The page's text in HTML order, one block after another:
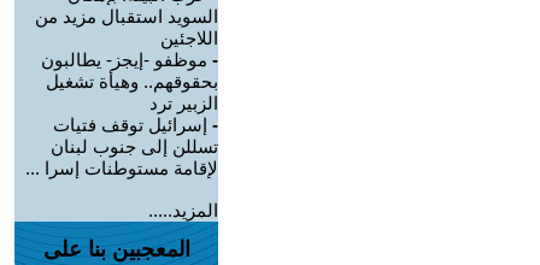
السويد استقبال مزيد من
اللاجئين
- موظفو -إيجز- يطالبون
بحقوقهم.. وهيأة تشغيل
الزبير ترد
- إسرائيل توقف فتيات
تسللن إلى جنوب لبنان
لإقامة مستوطنات إسرا ...
المزيد.....
المعجبين بنا على